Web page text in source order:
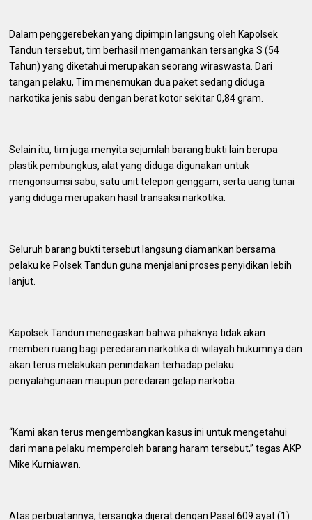
Dalam penggerebekan yang dipimpin langsung oleh Kapolsek
Tandun tersebut, tim berhasil mengamankan tersangka S (54
Tahun) yang diketahui merupakan seorang wiraswasta. Dari
tangan pelaku, Tim menemukan dua paket sedang diduga
narkotika jenis sabu dengan berat kotor sekitar 0,84 gram.
Selain itu, tim juga menyita sejumlah barang bukti lain berupa
plastik pembungkus, alat yang diduga digunakan untuk
mengonsumsi sabu, satu unit telepon genggam, serta uang tunai
yang diduga merupakan hasil transaksi narkotika.
Seluruh barang bukti tersebut langsung diamankan bersama
pelaku ke Polsek Tandun guna menjalani proses penyidikan lebih
lanjut.
Kapolsek Tandun menegaskan bahwa pihaknya tidak akan
memberi ruang bagi peredaran narkotika di wilayah hukumnya dan
akan terus melakukan penindakan terhadap pelaku
penyalahgunaan maupun peredaran gelap narkoba.
“Kami akan terus mengembangkan kasus ini untuk mengetahui
dari mana pelaku memperoleh barang haram tersebut,” tegas AKP
Mike Kurniawan.
Atas perbuatannya, tersangka dijerat dengan Pasal 609 ayat (1)